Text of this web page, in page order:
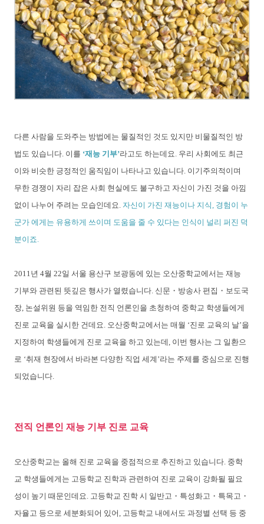
다른 사람을 도와주는 방법에는 물질적인 것도 있지만 비물질적인 방
법도 있습니다. 이를 ‘재능 기부’라고도 하는데요. 우리 사회에도 최근
이와 비슷한 긍정적인 움직임이 나타나고 있습니다. 이기주의적이며
무한 경쟁이 자리 잡은 사회 현실에도 불구하고 자신이 가진 것을 아낌
없이 나누어 주려는 모습인데요. 자신이 가진 재능이나 지식, 경험이 누
군가 에게는 유용하게 쓰이며 도움을 줄 수 있다는 인식이 널리 퍼진 덕
분이죠.
2011년 4월 22일 서울 용산구 보광동에 있는 오산중학교에서는 재능
기부와 관련된 뜻깊은 행사가 열렸습니다. 신문・방송사 편집・보도국
장, 논설위원 등을 역임한 전직 언론인을 초청하여 중학교 학생들에게
진로 교육을 실시한 건데요. 오산중학교에서는 매월 ‘진로 교육의 날’을
지정하여 학생들에게 진로 교육을 하고 있는데, 이번 행사는 그 일환으
로 ‘취재 현장에서 바라본 다양한 직업 세계’라는 주제를 중심으로 진행
되었습니다.
전직 언론인 재능 기부 진로 교육
오산중학교는 올해 진로 교육을 중점적으로 추진하고 있습니다. 중학
교 학생들에게는 고등학교 진학과 관련하여 진로 교육이 강화될 필요
성이 높기 때문인데요. 고등학교 진학 시 일반고・특성화고・특목고・
자율고 등으로 세분화되어 있어, 고등학교 내에서도 과정별 선택 등 중